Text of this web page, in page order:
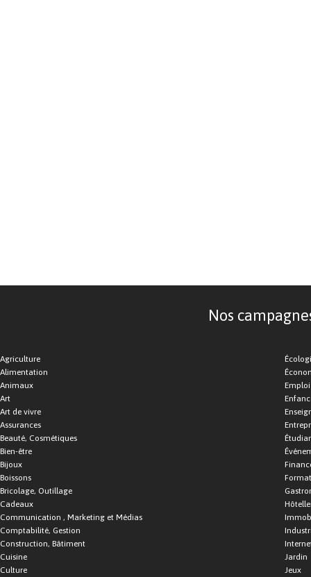
Nos
Agriculture
Alimentation
Animaux
Art
Art de vivre
Assurances
Beauté, Cosmétiques
Bien-être
Bijoux
Boissons
Bricolage, Outillage
Cadeaux
Communication , Marketing et Médias
Comptabilité, Gestion
Construction, Bâtiment
Cuisine
Culture
Emploi
Jardin
Jeux